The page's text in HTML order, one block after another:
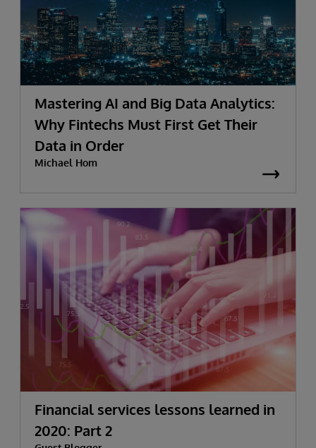
Mastering AI and Big Data Analytics:
Why Fintechs Must First Get Their
Data in Order
Michael Hom
Financial services lessons learned in
2020: Part 2